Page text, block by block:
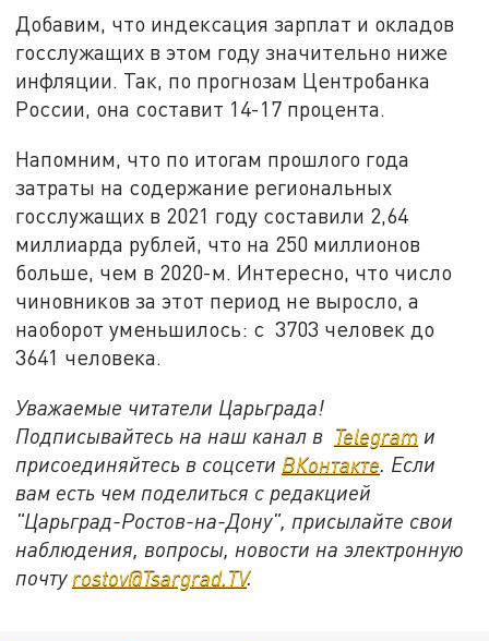
Добавим, что индексация зарплат и окладов
госслужащих в этом году значительно ниже
инфляции. Так, по прогнозам Центробанка
России, она составит 14-17 процента.
Напомним, что по итогам прошлого года
затраты на содержание региональных
госслужащих в 2021 году составили 2,64
миллиарда рублей, что на 250 миллионов
больше, чем в 2020-м. Интересно, что число
чиновников за этот период не выросло, а
наоборот уменьшилось: с 3703 человек до
3641 человека.
Уважаемые читатели Царьграда!
Подписывайтесь на наш канал в Telegram и
присоединяйтесь в соцсети ВКонтакте . Если
вам есть чем поделиться с редакцией
"Царьград-Ростов-на-Дону", присылайте свои
наблюдения, вопросы, новости на электронную
почту rostov@Tsargrad.ТV.